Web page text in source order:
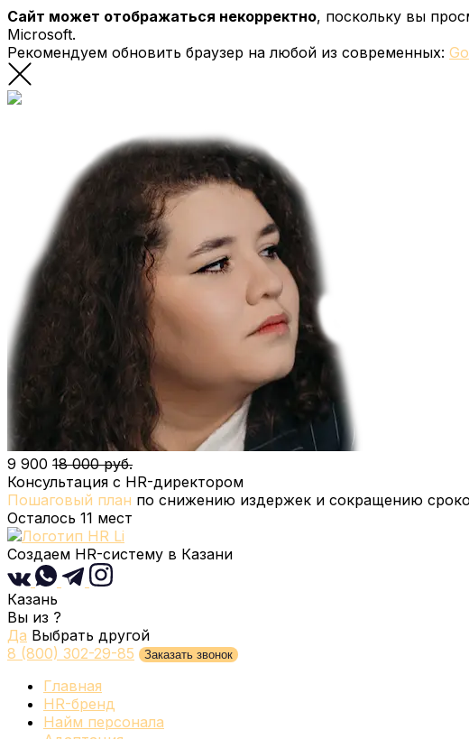
Сайт может отображаться некорректно, поскольку вы
Microsoft.
Рекомендуем обновить браузер на любой из современных:
9 900 18 000 руб.
Консультация с HR-директором
Пошаговый план по снижению издержек и сокращению
Осталось 11 мест
Создаем HR-систему в Казани
Казань
Вы из ?
Да Выбрать другой
8 (800) 302-29-85
Заказать звонок
Главная
HR-бренд
Найм персонала